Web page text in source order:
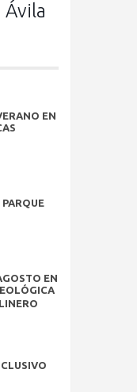
Ávila
EN
EN